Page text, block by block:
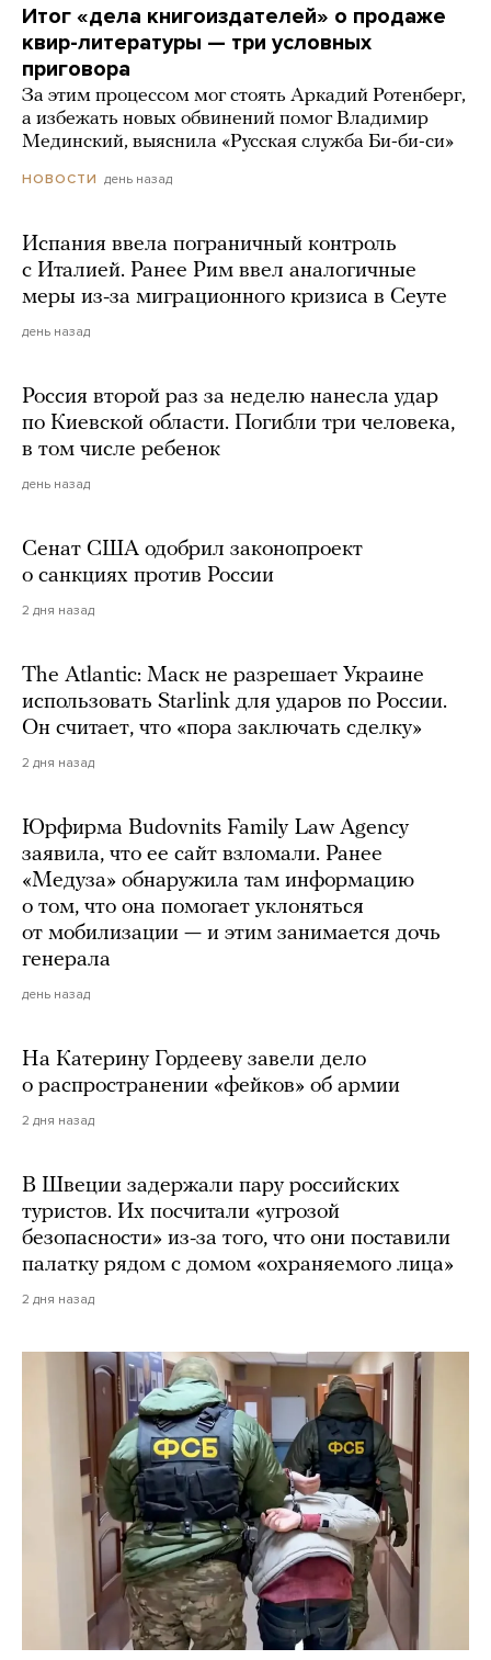
Итог «дела книгоиздателей» о продаже
квир-литературы — три условных
приговора
За этим процессом мог стоять Аркадий Ротенберг,
а избежать новых обвинений помог Владимир
Мединский, выяснила «Русская служба Би-би-си»
НОВОСТИ день назад
Испания ввела пограничный контроль
с Италией. Ранее Рим ввел аналогичные
меры из-за миграционного кризиса в Сеуте
день назад
Россия второй раз за неделю нанесла удар
по Киевской области. Погибли три человека,
в том числе ребенок
день назад
Сенат США одобрил законопроект
о санкциях против России
2 дня назад
The Atlantic: Маск не разрешает Украине
использовать Starlink для ударов по России.
Он считает, что «пора заключать сделку»
2 дня назад
Юрфирма Budovnits Family Law Agency
заявила, что ее сайт взломали. Ранее
«Медуза» обнаружила там информацию
о том, что она помогает уклоняться
от мобилизации — и этим занимается дочь
генерала
день назад
На Катерину Гордееву завели дело
о распространении «фейков» об армии
2 дня назад
В Швеции задержали пару российских
туристов. Их посчитали «угрозой
безопасности» из-за того, что они поставили
палатку рядом с домом «охраняемого лица»
2 дня назад